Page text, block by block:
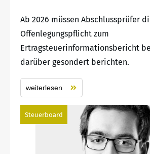
Ab 2026 müssen Abschlussprüfer
Offenlegungspflicht zum
Ertragsteuerinformationsbericht
darüber gesondert berichten.
weiterlesen
Steuerboard